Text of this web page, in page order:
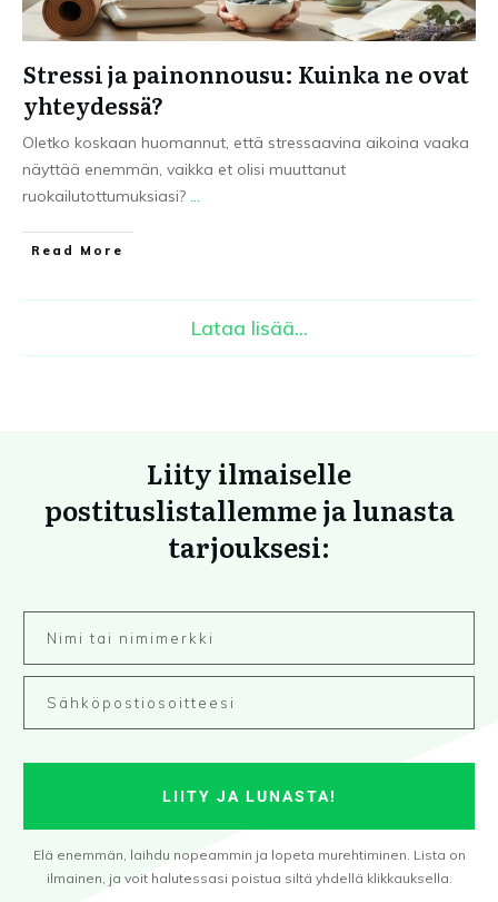
Stressi ja painonnousu: Kuinka ne ovat
yhteydessä?
Oletko koskaan huomannut, että stressaavina aikoina vaaka
näyttää enemmän, vaikka et olisi muuttanut
ruokailutottumuksiasi? ...
Read More
Lataa lisää...
Liity ilmaiselle
postituslistallemme ja lunasta
tarjouksesi:
LIITY JA LUNASTA!
Elä enemmän, laihdu nopeammin ja lopeta murehtiminen. Lista on
ilmainen, ja voit halutessasi poistua siltä yhdellä klikkauksella.